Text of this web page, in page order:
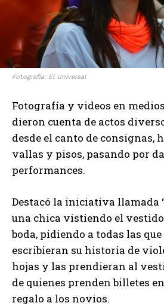
Fotografía: El Universal
Fotografía y videos en
dieron cuenta de actos
desde el canto de consignas,
vallas y pisos, pasando por
performances.
Destacó la iniciativa llamada
una chica vistiendo el vestido
boda, pidiendo a todas las
escribieran su historia de
hojas y las prendieran al
de quienes prenden billetes
regalo a los novios.